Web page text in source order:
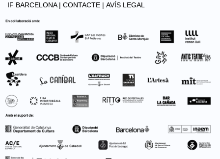
IF BARCELONA | CONTACTE | AVÍS LEGAL